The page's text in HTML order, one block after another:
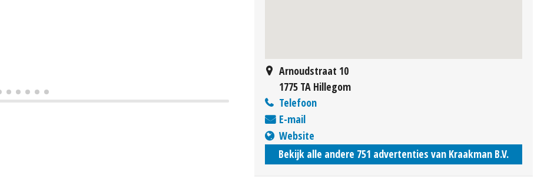
Arnoudstraat 10
1775 TA Hillegom
Telefoon
E-mail
Website
Bekijk alle andere 751 advertenties van Kraakman B.V.